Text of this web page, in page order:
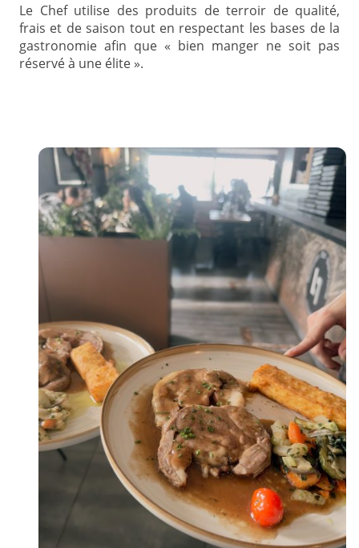
Le Chef utilise des produits de terroir de qualité,
frais et de saison tout en respectant les bases de la
gastronomie afin que « bien manger ne soit pas
réservé à une élite ».